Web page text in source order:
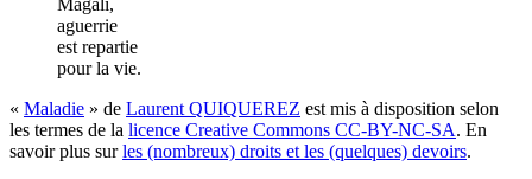
aguerrie
est repartie
pour la vie.
« Maladie » de Laurent QUIQUEREZ est mis à disposition selon
les termes de la licence Creative Commons CC-BY-NC-SA. En
savoir plus surles (nombreux) droits et les (quelques) devoirs.